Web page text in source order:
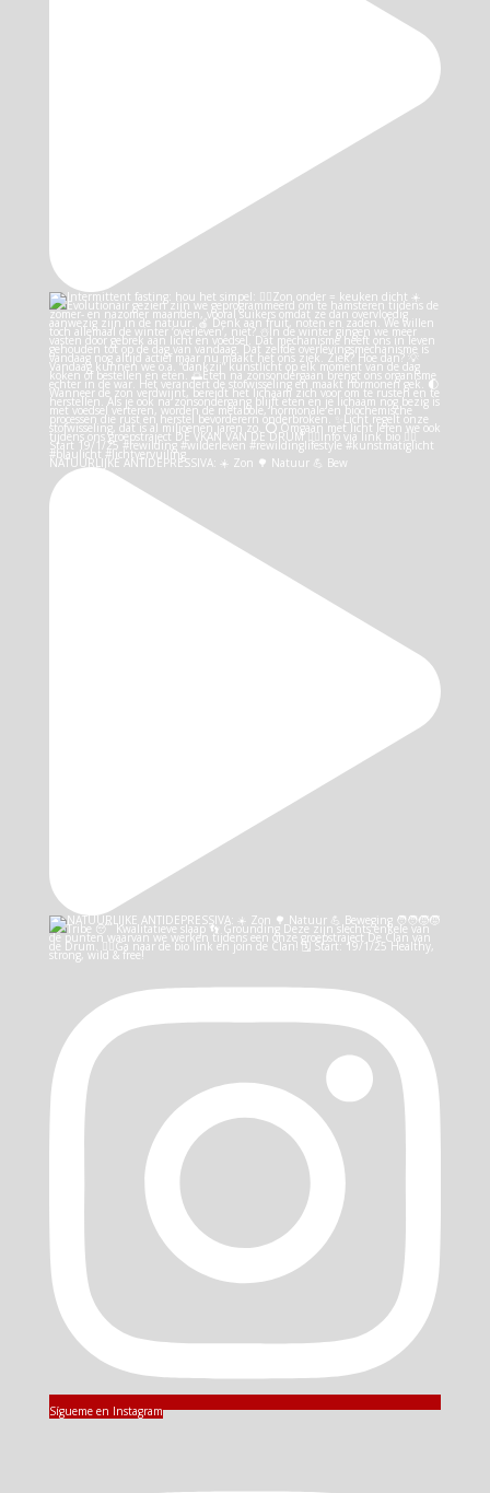
NATUURLIJKE ANTIDEPRESSIVA: ☀️ Zon 🌳 Natuur 💪 Bew
Sígueme en Instagram